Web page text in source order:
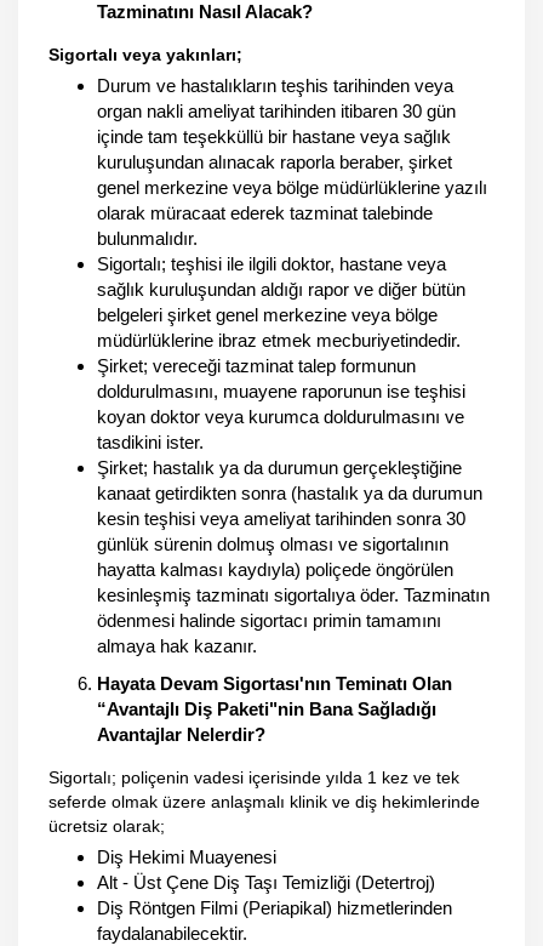
Tazminatını Nasıl Alacak?
Sigortalı veya yakınları;
Durum ve hastalıkların teşhis tarihinden veya
organ nakli ameliyat tarihinden itibaren 30 gün
içinde tam teşekküllü bir hastane veya sağlık
kuruluşundan alınacak raporla beraber, şirket
genel merkezine veya bölge müdürlüklerine yazılı
olarak müracaat ederek tazminat talebinde
bulunmalıdır.
Sigortalı; teşhisi ile ilgili doktor, hastane veya
sağlık kuruluşundan aldığı rapor ve diğer bütün
belgeleri şirket genel merkezine veya bölge
müdürlüklerine ibraz etmek mecburiyetindedir.
Şirket; vereceği tazminat talep formunun
doldurulmasını, muayene raporunun ise teşhisi
koyan doktor veya kurumca doldurulmasını ve
tasdikini ister.
Şirket; hastalık ya da durumun gerçekleştiğine
kanaat getirdikten sonra (hastalık ya da durumun
kesin teşhisi veya ameliyat tarihinden sonra 30
günlük sürenin dolmuş olması ve sigortalının
hayatta kalması kaydıyla) poliçede öngörülen
kesinleşmiş tazminatı sigortalıya öder. Tazminatın
ödenmesi halinde sigortacı primin tamamını
almaya hak kazanır.
Hayata Devam Sigortası'nın Teminatı Olan
“Avantajlı Diş Paketi"nin Bana Sağladığı
Avantajlar Nelerdir?
Sigortalı; poliçenin vadesi içerisinde yılda 1 kez ve tek
seferde olmak üzere anlaşmalı klinik ve diş hekimlerinde
ücretsiz olarak;
Diş Hekimi Muayenesi
Alt - Üst Çene Diş Taşı Temizliği (Detertroj)
Diş Röntgen Filmi (Periapikal) hizmetlerinden
faydalanabilecektir.